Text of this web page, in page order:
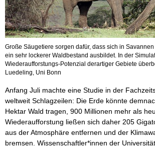
Große Säugetiere sorgen dafür, dass sich in
ein sehr lockerer Waldbestand ausbildet. In der
Wiederaufforstungs-Potenzial derartiger Gebiete
Luedeling, Uni Bonn
Anfang Juli machte eine Studie in der
weltweit Schlagzeilen: Die Erde könnte
Hektar Wald tragen, 900 Millionen mehr als
Wiederaufforstung ließen sich daher 205
aus der Atmosphäre entfernen und der
bremsen. Wissenschaftler*innen der